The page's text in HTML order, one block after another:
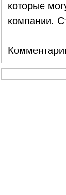
которые
компании.